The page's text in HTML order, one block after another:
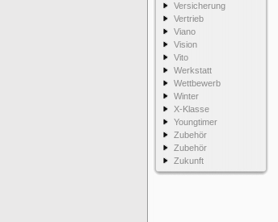
Versicherung
Vertrieb
Viano
Vision
Vito
Werkstatt
Wettbewerb
Winter
X-Klasse
Youngtimer
Zubehör
Zubehör
Zukunft